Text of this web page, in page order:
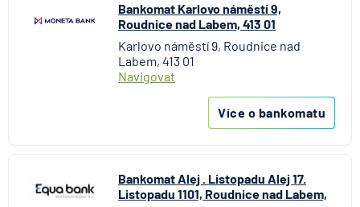
Bankomat Karlovo náměstí 9,
Roudnice nad Labem, 413 01
Karlovo náměstí 9, Roudnice nad
Labem, 413 01
Navigovat
Více o bankomatu
Bankomat Alej . Listopadu Alej 17.
Listopadu 1101, Roudnice nad Labem,